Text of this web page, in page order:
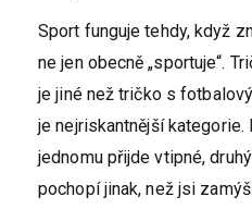
Sport funguje tehdy, když
ne jen obecně „sportuje“.
je jiné než tričko s
je nejriskantnější kategorie.
jednomu přijde vtipné,
pochopí jinak, než jsi